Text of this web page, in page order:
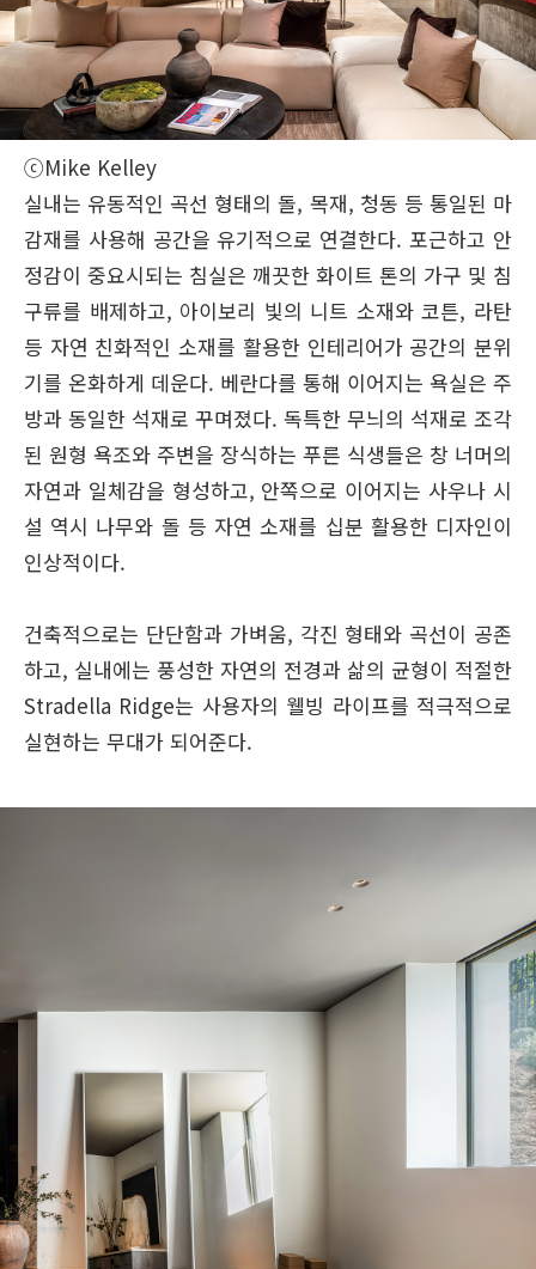
ⓒMike Kelley
실내는 유동적인 곡선 형태의 돌, 목재, 청동 등 통일된 마
감재를 사용해 공간을 유기적으로 연결한다. 포근하고 안
정감이 중요시되는 침실은 깨끗한 화이트 톤의 가구 및 침
구류를 배제하고, 아이보리 빛의 니트 소재와 코튼, 라탄
등 자연 친화적인 소재를 활용한 인테리어가 공간의 분위
기를 온화하게 데운다. 베란다를 통해 이어지는 욕실은 주
방과 동일한 석재로 꾸며졌다. 독특한 무늬의 석재로 조각
된 원형 욕조와 주변을 장식하는 푸른 식생들은 창 너머의
자연과 일체감을 형성하고, 안쪽으로 이어지는 사우나 시
설 역시 나무와 돌 등 자연 소재를 십분 활용한 디자인이
인상적이다.
건축적으로는 단단함과 가벼움, 각진 형태와 곡선이 공존
하고, 실내에는 풍성한 자연의 전경과 삶의 균형이 적절한
Stradella Ridge는 사용자의 웰빙 라이프를 적극적으로
실현하는 무대가 되어준다.